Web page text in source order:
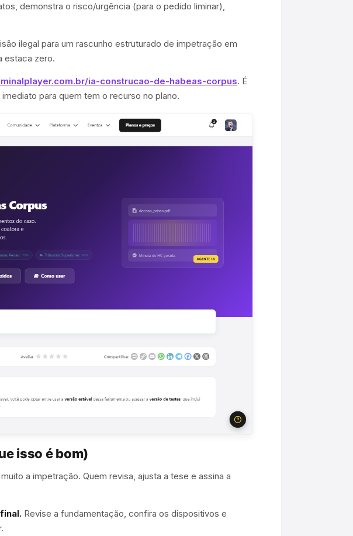
demonstra o risco/urgência (para o pedido liminar),
ilegal para um rascunho estruturado de impetração em
estaca zero.
ia-construcao-de-habeas-corpus. É
para quem tem o recurso no plano.
isso é bom)
a impetração. Quem revisa, ajusta a tese e assina a
Revise a fundamentação, confira os dispositivos e